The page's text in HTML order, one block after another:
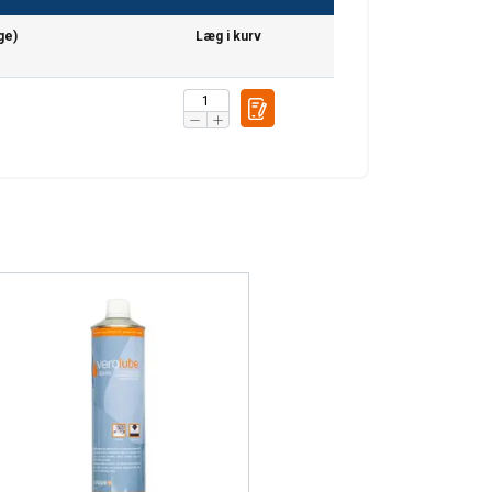
Læg i kurv
også oplysninger
deres tjenester.
ACCEPTER ALLE